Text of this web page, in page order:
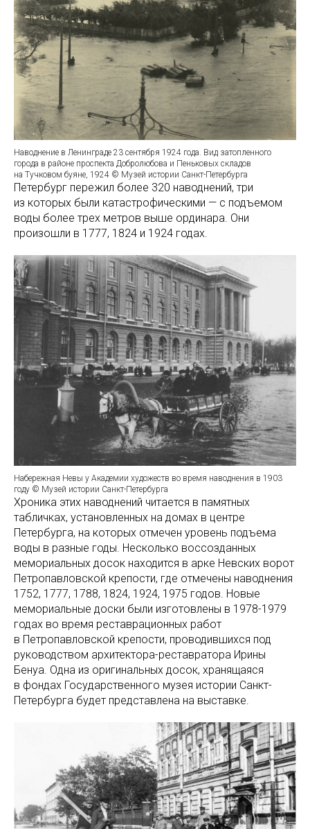
Наводнение в Ленинграде 23 сентября 1924 года. Вид затопленного
города в районе проспекта Добролюбова и Пеньковых складов
на Тучковом буяне, 1924 © Музей истории Санкт-Петербурга
Петербург пережил более 320 наводнений, три
из которых были катастрофическими — с подъемом
воды более трех метров выше ординара. Они
произошли в 1777, 1824 и 1924 годах.
Набережная Невы у Академии художеств во время наводнения в 1903
году © Музей истории Санкт-Петербурга
Хроника этих наводнений читается в памятных
табличках, установленных на домах в центре
Петербурга, на которых отмечен уровень подъема
воды в разные годы. Несколько воссозданных
мемориальных досок находится в арке Невских ворот
Петропавловской крепости, где отмечены наводнения
1752, 1777, 1788, 1824, 1924, 1975 годов. Новые
мемориальные доски были изготовлены в 1978-1979
годах во время реставрационных работ
в Петропавловской крепости, проводившихся под
руководством архитектора-реставратора Ирины
Бенуа. Одна из оригинальных досок, хранящаяся
в фондах Государственного музея истории Санкт-
Петербурга будет представлена на выставке.